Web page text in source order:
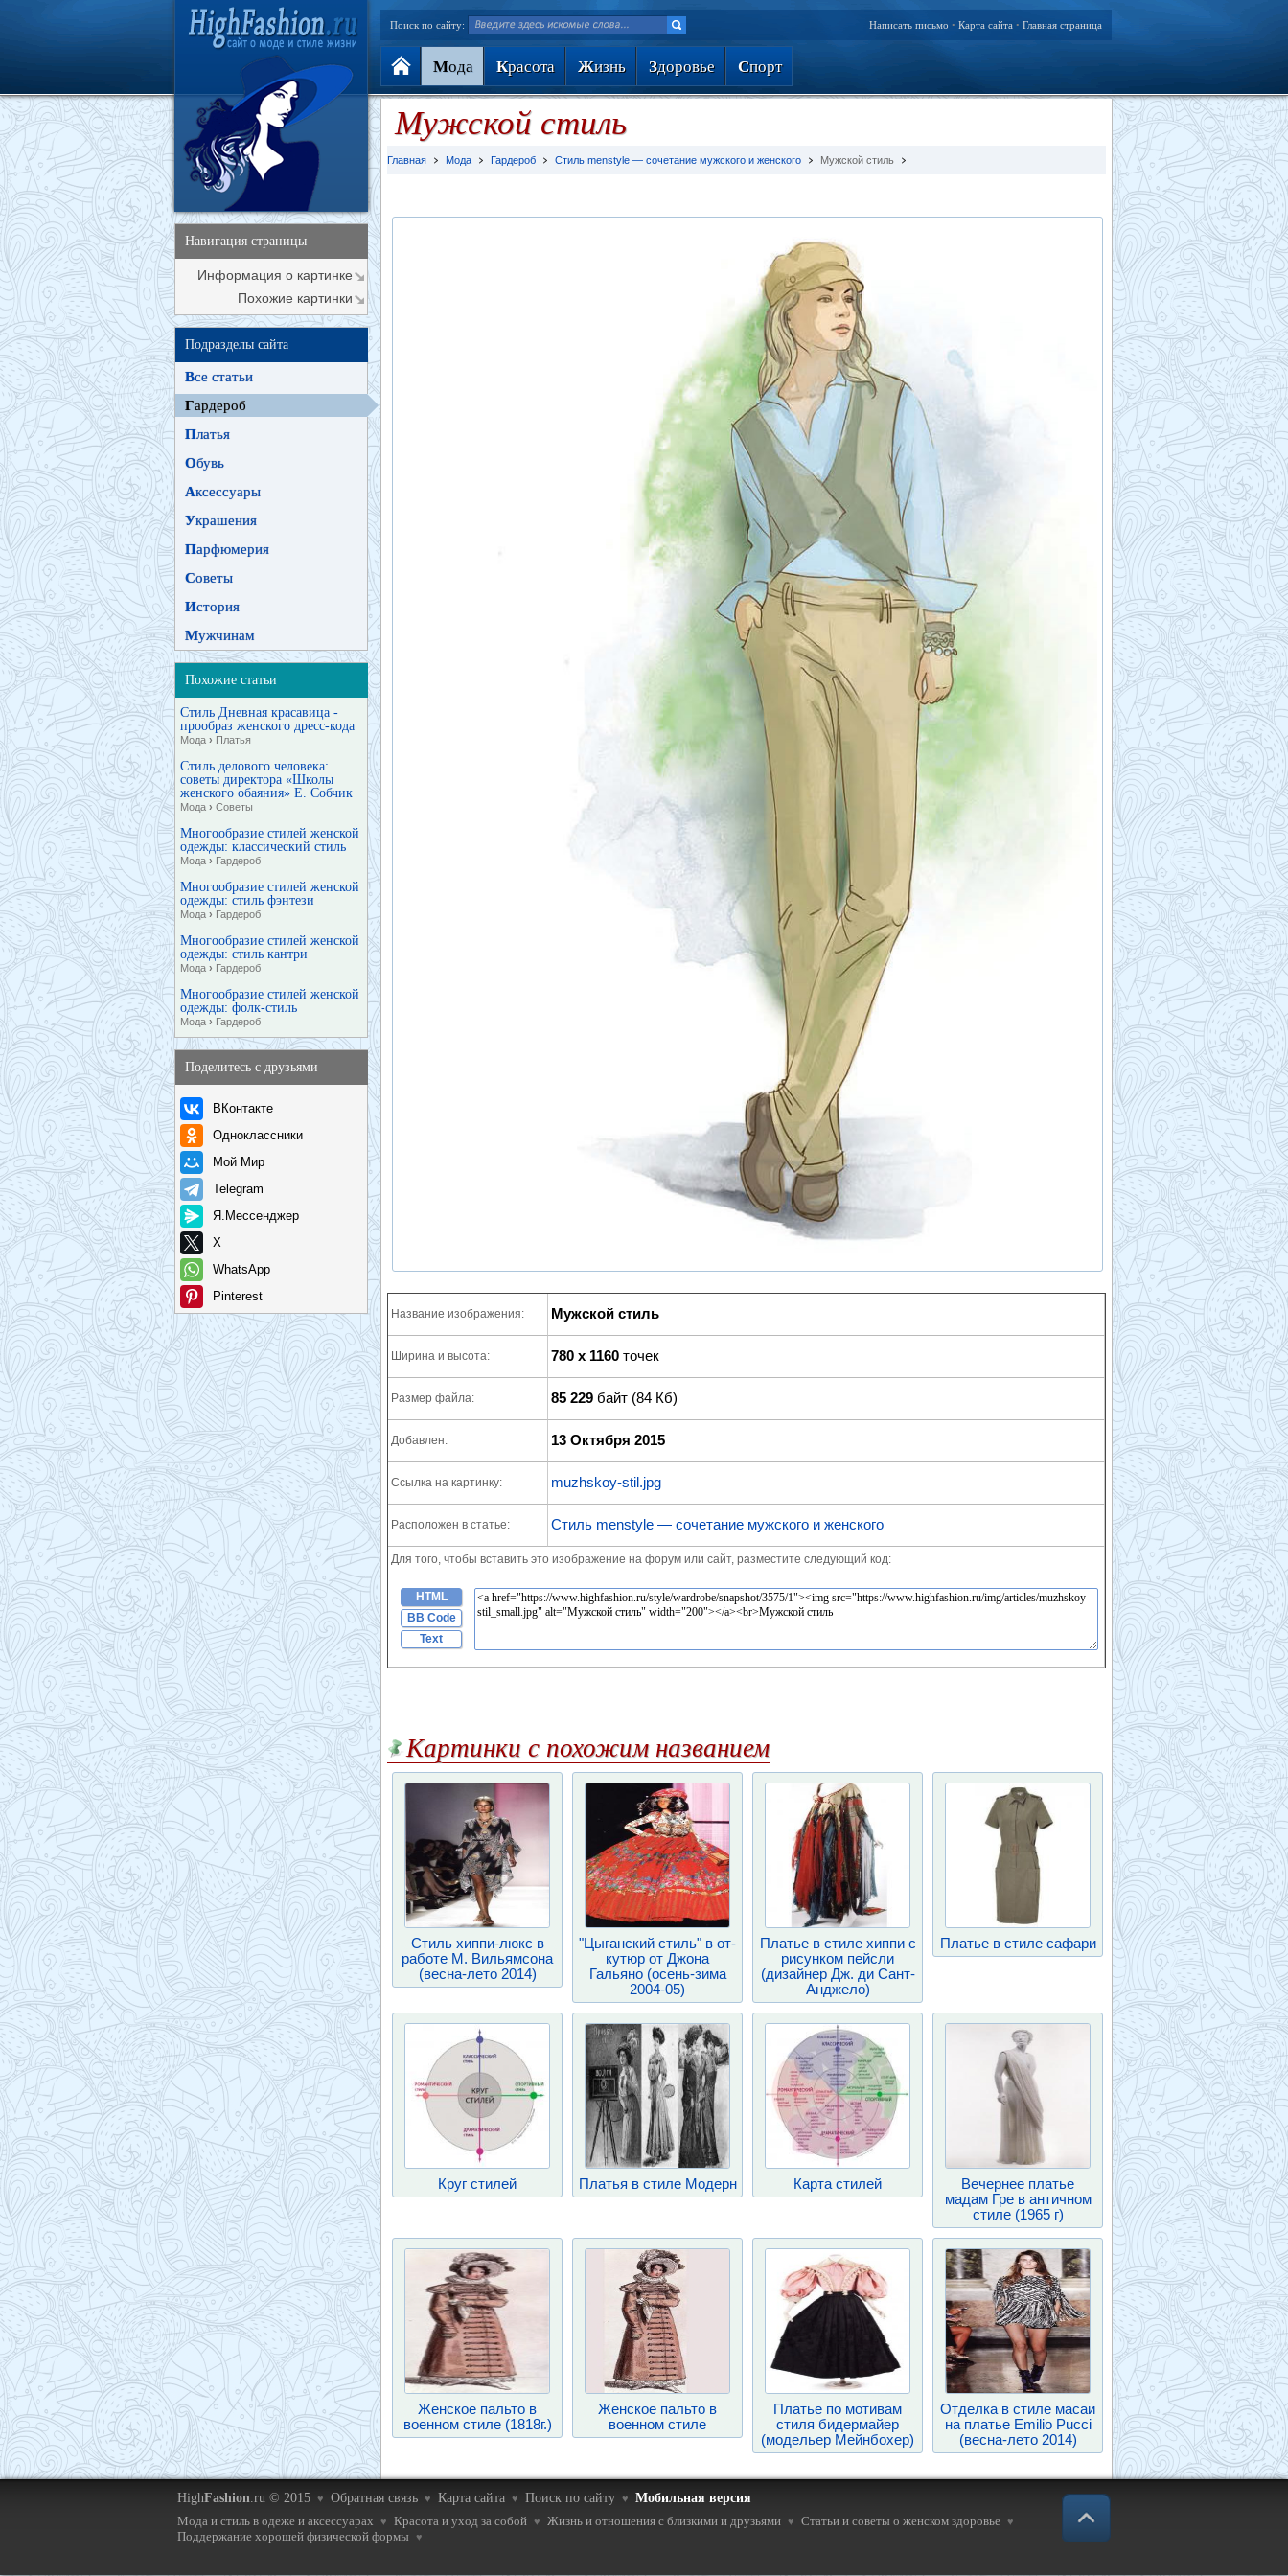
Поиск по сайту: Написать письмо • Карта сайта • Главная страница
Мода Красота Жизнь Здоровье Спорт
Навигация страницы
Информация о картинке
Похожие картинки
Подразделы сайта
Все статьи
Гардероб
Платья
Обувь
Аксессуары
Украшения
Парфюмерия
Советы
История
Мужчинам
Похожие статьи
Стиль Дневная красавица -
прообраз женского дресс-кода
Мода › Платья
Стиль делового человека:
советы директора «Школы
женского обаяния» Е. Собчик
Мода › Советы
Многообразие стилей женской
одежды: классический стиль
Мода › Гардероб
Многообразие стилей женской
одежды: стиль фэнтези
Мода › Гардероб
Многообразие стилей женской
одежды: стиль кантри
Мода › Гардероб
Многообразие стилей женской
одежды: фолк-стиль
Мода › Гардероб
Поделитесь с друзьями
ВКонтакте
Одноклассники
Мой Мир
Telegram
Я.Мессенджер
X
WhatsApp
Pinterest
Мужской стиль
Главная Мода Гардероб Стиль menstyle — сочетание мужского и женского Мужской стиль
Название изображения: Мужской стиль
Ширина и высота: 780 x 1160 точек
Размер файла: 85 229 байт (84 Кб)
Добавлен: 13 Октября 2015
Ссылка на картинку: muzhskoy-stil.jpg
Расположен в статье: Стиль menstyle — сочетание мужского и женского
Для того, чтобы вставить это изображение на форум или сайт, разместите следующий код:
HTML
BB Code
Text
Картинки с похожим названием
Стиль хиппи-люкс в
работе М. Вильямсона
(весна-лето 2014)
"Цыганский стиль" в от-
кутюр от Джона
Гальяно (осень-зима
2004-05)
Платье в стиле хиппи с
рисунком пейсли
(дизайнер Дж. ди Сант-
Анджело)
Платье в стиле сафари
Круг стилей Платья в стиле Модерн Карта стилей
Вечернее платье
мадам Гре в античном
стиле (1965 г)
Женское пальто в
военном стиле (1818г.)
Женское пальто в
военном стиле
Платье по мотивам
стиля бидермайер
(модельер Мейнбохер)
Отделка в стиле масаи
на платье Emilio Pucci
(весна-лето 2014)
HighFashion.ru © 2015 ♥ Обратная связь ♥ Карта сайта ♥ Поиск по сайту ♥
Мобильная версия
Мода и стиль в одеже и аксессуарах
♥ Красота и уход за собой ♥ Жизнь и отношения с близкими и друзьями ♥ Статьи и советы о женском здоровье ♥
Поддержание хорошей физической формы ♥